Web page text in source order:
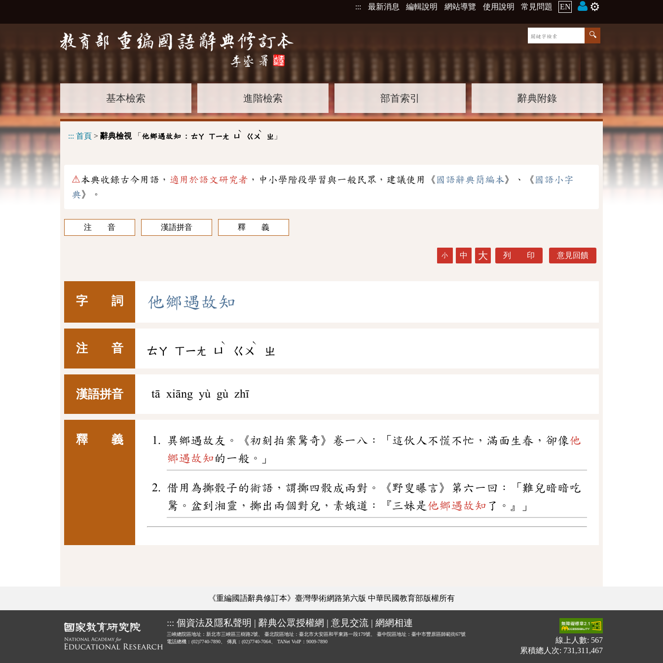
::: 最新消息 編輯說明 網站導覽 使用說明 常見問題 EN ⚙️
基本檢索 進階檢索 部首索引 辭典附錄
::: 首頁 > 辭典檢視「 他鄉遇故知 : ㄊㄚ ㄒㄧㄤ ㄩ
ˋ
ㄍㄨ
ˋ
ㄓ 」
⚠本典收錄古今用語， 適用於語文研究者 ，中小學階段學習與一般民眾，建議使用《 國語辭典簡編本》、《 國語小字
典》。
注 音 漢語拼音 釋 義
小 中 大 列 印 意見回饋
字 詞 他鄉遇故 知
注 音 ㄊㄚ ㄒㄧㄤ ㄩ
ˋ
ㄍㄨ
ˋ
ㄓ
漢語拼音 tā xiāng yù gù zhī
釋 義 異鄉遇故友。《初刻拍案驚奇》卷一八：「這伙人不慌不忙，滿面生春，卻像他
鄉遇故知 的一般。」
借用為擲骰子的術語，謂擲四骰成兩對。《野叟曝言》第六一回：「難兒暗暗吃
驚。盆到湘靈，擲出兩個對兒，素娥道：『三妹是 他鄉遇故知 了。』」
《重編國語辭典修訂本》臺灣學術網路第六版 中華民國教育部版權所有
::: 個資法及隱私聲明 | 辭典公眾授權網 | 意見交流 | 網網相連
三峽總院區地址：新北市三峽區三樹路2號、 臺北院區地址：臺北市大安區和平東路一段179號、
臺中院區地址：臺中市豐原區師範街67號
電話總機：(02)7740-7890、
傳真：(02)7740-7064、 TANet VoIP：9009-7890
線上人數: 567
累積總人次: 731,311,467